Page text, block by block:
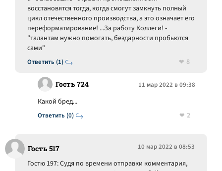
Ответить (1)
восстановятся тогда, когда смогут замкнуть полный
цикл отечественного производства, а это означает его
переформатирование! ...За работу Коллеги! -
"талантам нужно помогать, бездарности пробьются
сами"
8
Гость 724 11 мар 2022 в 09:38
Ответить (0)
Какой бред...
2
Гость 517 10 мар 2022 в 08:53
Гостю 197: Судя по времени отправки комментария,